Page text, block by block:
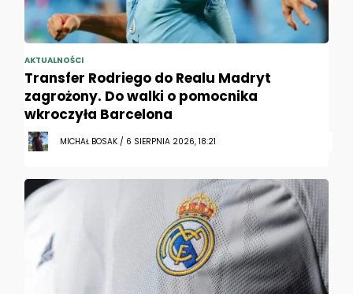
AKTUALNOŚCI
Transfer Rodriego do Realu Madryt
zagrożony. Do walki o pomocnika
wkroczyła Barcelona
MICHAŁ BOSAK / 6 SIERPNIA 2026, 18:21